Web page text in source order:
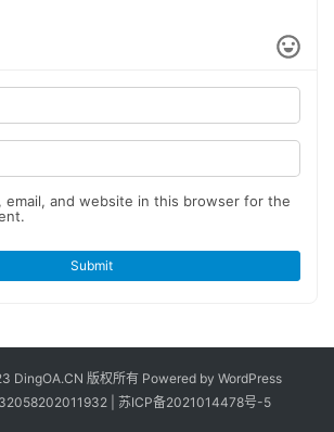
email, and website in this browser for the
Submit
DingOA.CN 版权所有 Powered by WordPress
| 苏ICP备2021014478号-5